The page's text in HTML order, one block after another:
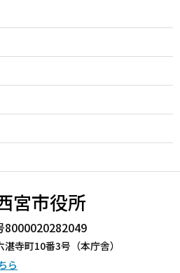
宮市役所
8000020282049
寺町10番3号（本庁舎）
ら